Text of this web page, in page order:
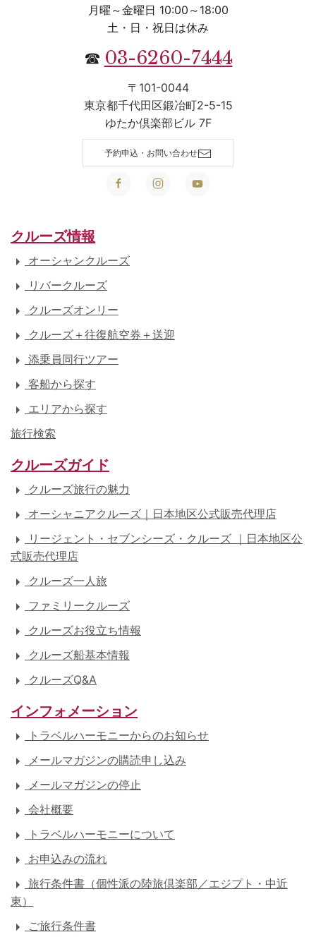
月曜～金曜日 10:00～18:00
土・日・祝日は休み
☎ 03-6260-7444
〒101-0044
東京都千代田区鍛冶町2-5-15
ゆたか倶楽部ビル 7F
予約申込・お問い合わせ
クルーズ情報
オーシャンクルーズ
リバークルーズ
クルーズオンリー
クルーズ＋往復航空券＋送迎
添乗員同行ツアー
客船から探す
エリアから探す
旅行検索
クルーズガイド
クルーズ旅行の魅力
オーシャニアクルーズ｜日本地区公式販売代理店
リージェント・セブンシーズ・クルーズ ｜日本地区公
式販売代理店
クルーズ一人旅
ファミリークルーズ
クルーズお役立ち情報
クルーズ船基本情報
クルーズQ&A
インフォメーション
トラベルハーモニーからのお知らせ
メールマガジンの購読申し込み
メールマガジンの停止
会社概要
トラベルハーモニーについて
お申込みの流れ
旅行条件書（個性派の陸旅倶楽部／エジプト・中近
東）
ご旅行条件書